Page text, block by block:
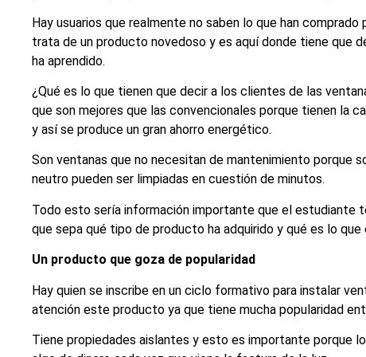
Hay usuarios que realmente no saben lo que han
trata de un producto novedoso y es aquí donde tiene que
ha aprendido.
¿Qué es lo que tienen que decir a los clientes de las
que son mejores que las convencionales porque tienen la
y así se produce un gran ahorro energético.
Son ventanas que no necesitan de mantenimiento porque
neutro pueden ser limpiadas en cuestión de minutos.
Todo esto sería información importante que el estudiante
que sepa qué tipo de producto ha adquirido y qué es lo
Un producto que goza de popularidad
Hay quien se inscribe en un ciclo formativo para instalar
atención este producto ya que tiene mucha popularidad
Tiene propiedades aislantes y esto es importante porque